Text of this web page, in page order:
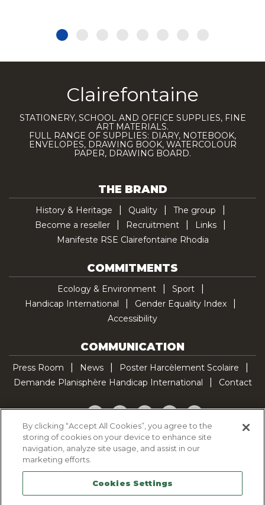
Clairefontaine
STATIONERY, SCHOOL AND OFFICE SUPPLIES, FINE
ART MATERIALS.
FULL RANGE OF SUPPLIES: DIARY, NOTEBOOK,
ENVELOPES, DRAWING BOOK, WATERCOLOUR
PAPER, DRAWING BOARD.
THE BRAND
History & Heritage Quality
The group
Become a reseller
Recruitment
Links
Manifeste RSE Clairefontaine Rhodia
COMMITMENTS
Ecology & Environment
Sport
Handicap International
Gender Equality Index
Accessibility
COMMUNICATION
Press Room News
Poster Harcèlement Scolaire
Demande Planisphère Handicap International
Contact
Facebook
TwitterYouTubePinterestTikTok
Cookie Policy
Legal Notice
Sitemap
By clicking “Accept All Cookies”, you agree to the
storing of cookies on your device to enhance site
navigation, analyze site usage, and assist in our
marketing efforts.
Cookies Settings